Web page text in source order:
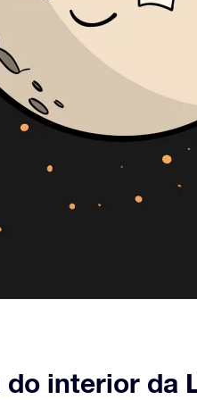
do interior da